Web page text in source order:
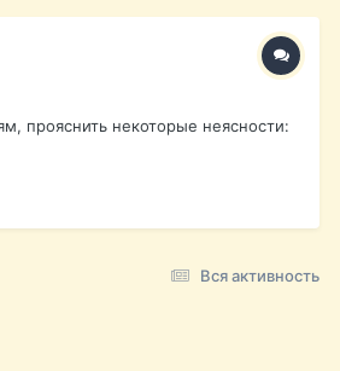
прояснить некоторые неясности:
Вся активность